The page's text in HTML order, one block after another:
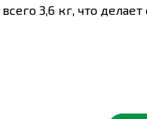
3,6 кг, что